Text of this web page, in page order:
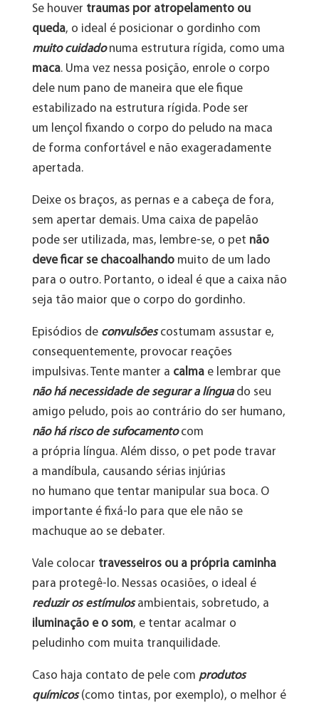
Se houver traumas por atropelamento ou
queda, o ideal é posicionar o gordinho com
muito cuidadonuma estrutura rígida, como uma
maca. Uma vez nessa posição, enrole o corpo
dele num pano de maneira que ele fique
estabilizado na estrutura rígida. Pode ser
um lençol fixando o corpo do peludo na maca
de forma confortável e não exageradamente
apertada.
Deixe os braços, as pernas e a cabeça de fora,
sem apertar demais. Uma caixa de papelão
pode ser utilizada, mas, lembre-se, o pet não
deve ficar se chacoalhandomuito de um lado
para o outro. Portanto, o ideal é que a caixa não
seja tão maior que o corpo do gordinho.
Episódios de convulsõescostumam assustar e,
consequentemente, provocar reações
impulsivas. Tente manter a calmae lembrar que
não há necessidade de segurar a línguado seu
amigo peludo, pois ao contrário do ser humano,
não há risco de sufocamentocom
a própria língua. Além disso, o pet pode travar
a mandíbula, causando sérias injúrias
no humano que tentar manipular sua boca. O
importante é fixá-lo para que ele não se
machuque ao se debater.
Vale colocar travesseiros ou a própria caminha
para protegê-lo. Nessas ocasiões, o ideal é
reduzir os estímulosambientais, sobretudo, a
iluminação e o som, e tentar acalmar o
peludinho com muita tranquilidade.
Caso haja contato de pele com produtos
químicos(como tintas, por exemplo), o melhor é